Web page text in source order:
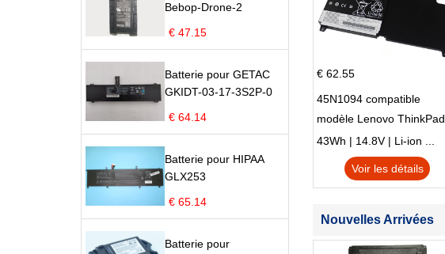
Bebop-Drone-2
€ 47.15
Batterie pour GETAC
GKIDT-03-17-3S2P-0
€ 64.14
Batterie pour HIPAA
GLX253
€ 65.14
Batterie pour
€ 62.55
45N1094 compatible
modèle Lenovo ThinkPad
Edge S230u Twist
43Wh | 14.8V | Li-ion ...
Voir les détails
Nouvelles Arrivées